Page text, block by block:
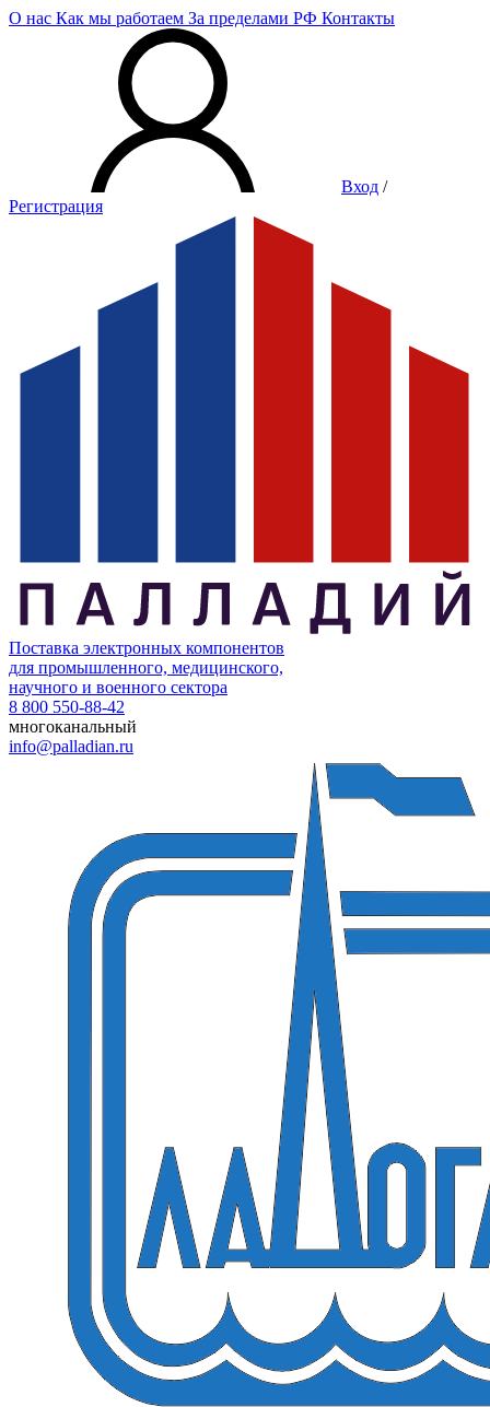
О нас Как мы работаем За пределами РФ Контакты
Вход /
Регистрация
Поставка электронных компонентов
для промышленного, медицинского,
научного и военного сектора
8 800 550-88-42
многоканальный
info@palladian.ru